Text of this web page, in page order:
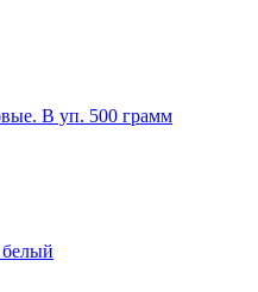
В уп. 500 грамм